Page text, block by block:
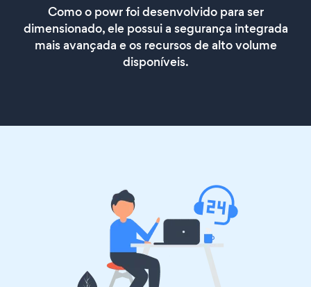
Como o powr foi desenvolvido para ser
dimensionado, ele possui a segurança integrada
mais avançada e os recursos de alto volume
disponíveis.